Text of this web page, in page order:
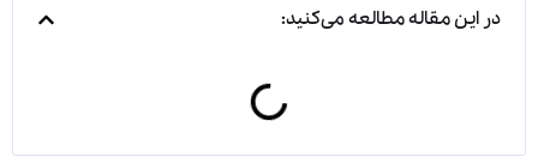
در این مقاله مطالعه می‌کنید: